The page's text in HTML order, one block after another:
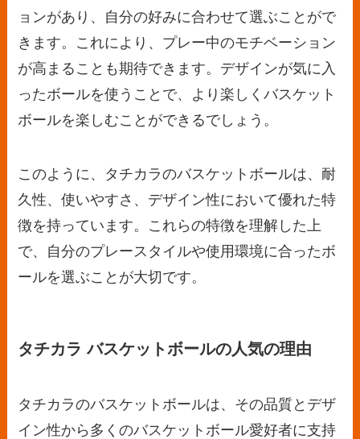
ョンがあり、自分の好みに合わせて選ぶことがで
きます。これにより、プレー中のモチベーション
が高まることも期待できます。デザインが気に入
ったボールを使うことで、より楽しくバスケット
ボールを楽しむことができるでしょう。
このように、タチカラのバスケットボールは、耐
久性、使いやすさ、デザイン性において優れた特
徴を持っています。これらの特徴を理解した上
で、自分のプレースタイルや使用環境に合ったボ
ールを選ぶことが大切です。
タチカラ バスケットボールの人気の理由
タチカラのバスケットボールは、その品質とデザ
イン性から多くのバスケットボール愛好者に支持